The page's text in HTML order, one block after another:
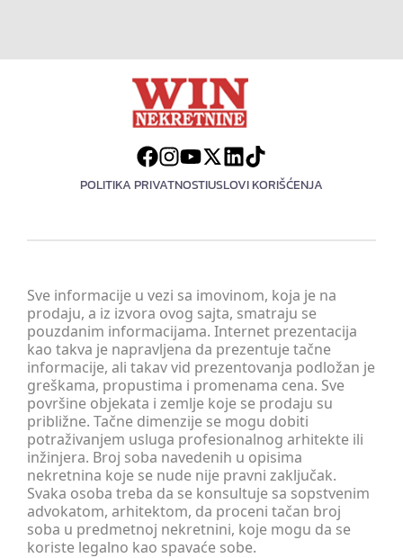
POLITIKA PRIVATNOSTIUSLOVI KORIŠĆENJA
Sve informacije u vezi sa imovinom, koja je na
prodaju, a iz izvora ovog sajta, smatraju se
pouzdanim informacijama. Internet prezentacija
kao takva je napravljena da prezentuje tačne
informacije, ali takav vid prezentovanja podložan je
greškama, propustima i promenama cena. Sve
površine objekata i zemlje koje se prodaju su
približne. Tačne dimenzije se mogu dobiti
potraživanjem usluga profesionalnog arhitekte ili
inžinjera. Broj soba navedenih u opisima
nekretnina koje se nude nije pravni zaključak.
Svaka osoba treba da se konsultuje sa sopstvenim
advokatom, arhitektom, da proceni tačan broj
soba u predmetnoj nekretnini, koje mogu da se
koriste legalno kao spavaće sobe.